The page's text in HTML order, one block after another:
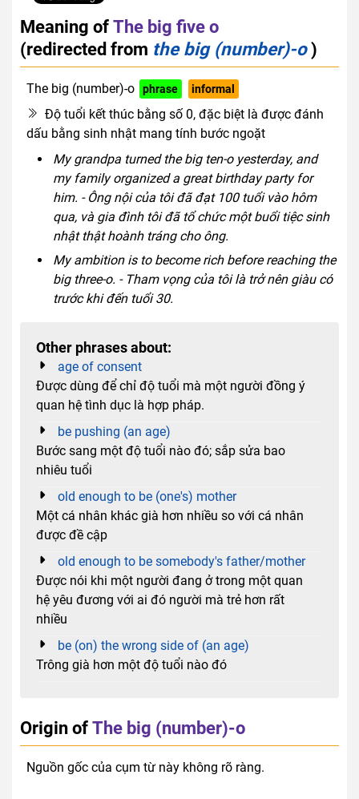
Meaning ofThe big five o
(redirected from the big (number)-o)
The big (number)-o phrase informal
Độ tuổi kết thúc bằng số 0, đặc biệt là được đánh
dấu bằng sinh nhật mang tính bước ngoặt
My grandpa turned the big ten-o yesterday, and
my family organized a great birthday party for
him. - Ông nội của tôi đã đạt 100 tuổi vào hôm
qua, và gia đình tôi đã tổ chức một buổi tiệc sinh
nhật thật hoành tráng cho ông.
My ambition is to become rich before reaching the
big three-o. - Tham vọng của tôi là trở nên giàu có
trước khi đến tuổi 30.
Other phrases about:
age of consent
Được dùng để chỉ độ tuổi mà một người đồng ý
quan hệ tình dục là hợp pháp.
be pushing (an age)
Bước sang một độ tuổi nào đó; sắp sửa bao
nhiêu tuổi
old enough to be (one's) mother
Một cá nhân khác già hơn nhiều so với cá nhân
được đề cập
old enough to be somebody's father/mother
Được nói khi một người đang ở trong một quan
hệ yêu đương với ai đó người mà trẻ hơn rất
nhiều
be (on) the wrong side of (an age)
Trông già hơn một độ tuổi nào đó
Origin ofThe big (number)-o
Nguồn gốc của cụm từ này không rõ ràng.